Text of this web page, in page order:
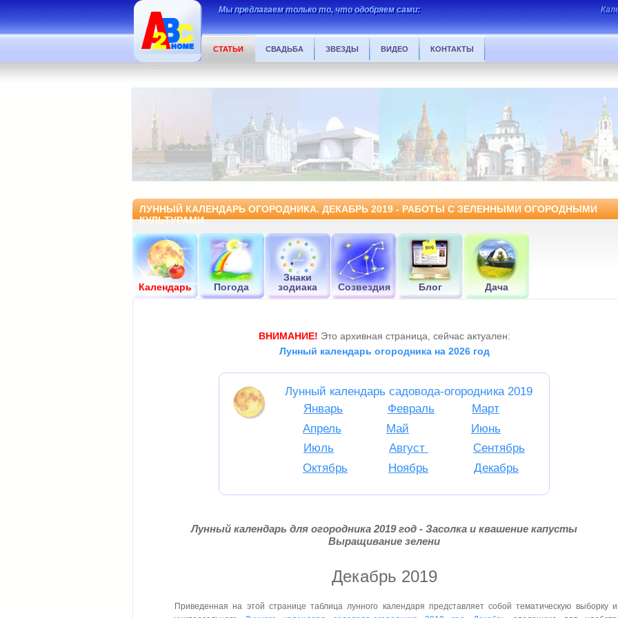
Мы предлагаем только то, что одобряем сами:
СТАТЬИ СВАДЬБА ЗВЕЗДЫ ВИДЕО КОНТАКТЫ
ЛУННЫЙ КАЛЕНДАРЬ ОГОРОДНИКА. ДЕКАБРЬ 2019 - РАБОТЫ С ЗЕЛЕННЫМИ ОГОРОДНЫМИ
КУЛЬТУРАМИ
Календарь Погода
Знаки
зодиака
Созвездия Блог Дача
ВНИМАНИЕ! Это архивная страница, сейчас актуален:
Лунный календарь огородника на 2026 год
Лунный календарь садовода-огородника 2019
Январь
Февраль
Март
Апрель
Май
Июнь
Июль
Август
Сентябрь
Октябрь
Ноябрь Декабрь
Лунный календарь для огородника 2019 год - Засолка и квашение капусты
Выращивание зелени
Декабрь 2019
Приведенная на этой странице таблица лунного календаря представляет собой тематическую выборку